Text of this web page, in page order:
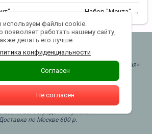
Набор "Мечта" →
lanterns@yandex.ru
воздушные шары . Москва. Таганская»
конфиденциальности
43-43
м. Волгоградский проспект.
по Москве 600 р.
файлы cookie.
позволяет работать нашему сайту,
делать его лучше.
конфиденциальности
Согласен
Не согласен